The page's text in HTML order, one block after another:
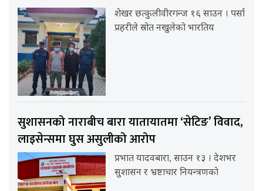
शेखर छत्कुलीवीरगन्ज १६ साउन । पर्सा
प्रहरीले स्रोत नखुलेको भारतिय
सुशासनको नाराबीच बारा यातायातमा ‘सेटिङ’ विवाद,
लाइसेन्समा घुस असुलीको आरोप
प्रभात यादवबारा, साउन १३ । देशभर
सुशासन र भ्रष्टाचार नियन्त्रणको